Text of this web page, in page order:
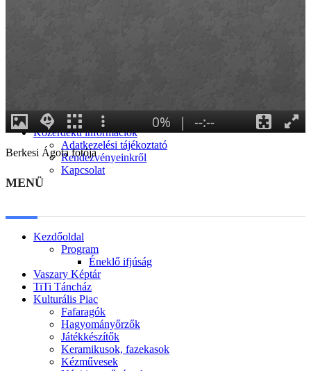
Tankatalógusok
Adatvédelmi tájékoztató
Közérdekű információk
Adatkezelési tájékoztató
Rendezvényeinkről
Kapcsolat
Berkesi Ágota fotója
MENÜ
Kezdőoldal
Program
Éneklő ifjúság
Vaszary Képtár
TiTi Táncház
Kulturális Piac
Fafaragók
Hagyományőrzők
Játékkészítők
Keramikusok, fazekasok
Kézművesek